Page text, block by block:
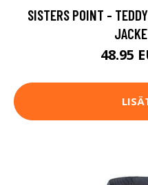
SISTERS POINT -
48.95